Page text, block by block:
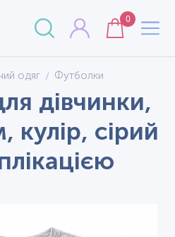
0
одяг Футболки
дівчинки,
кулір, сірий